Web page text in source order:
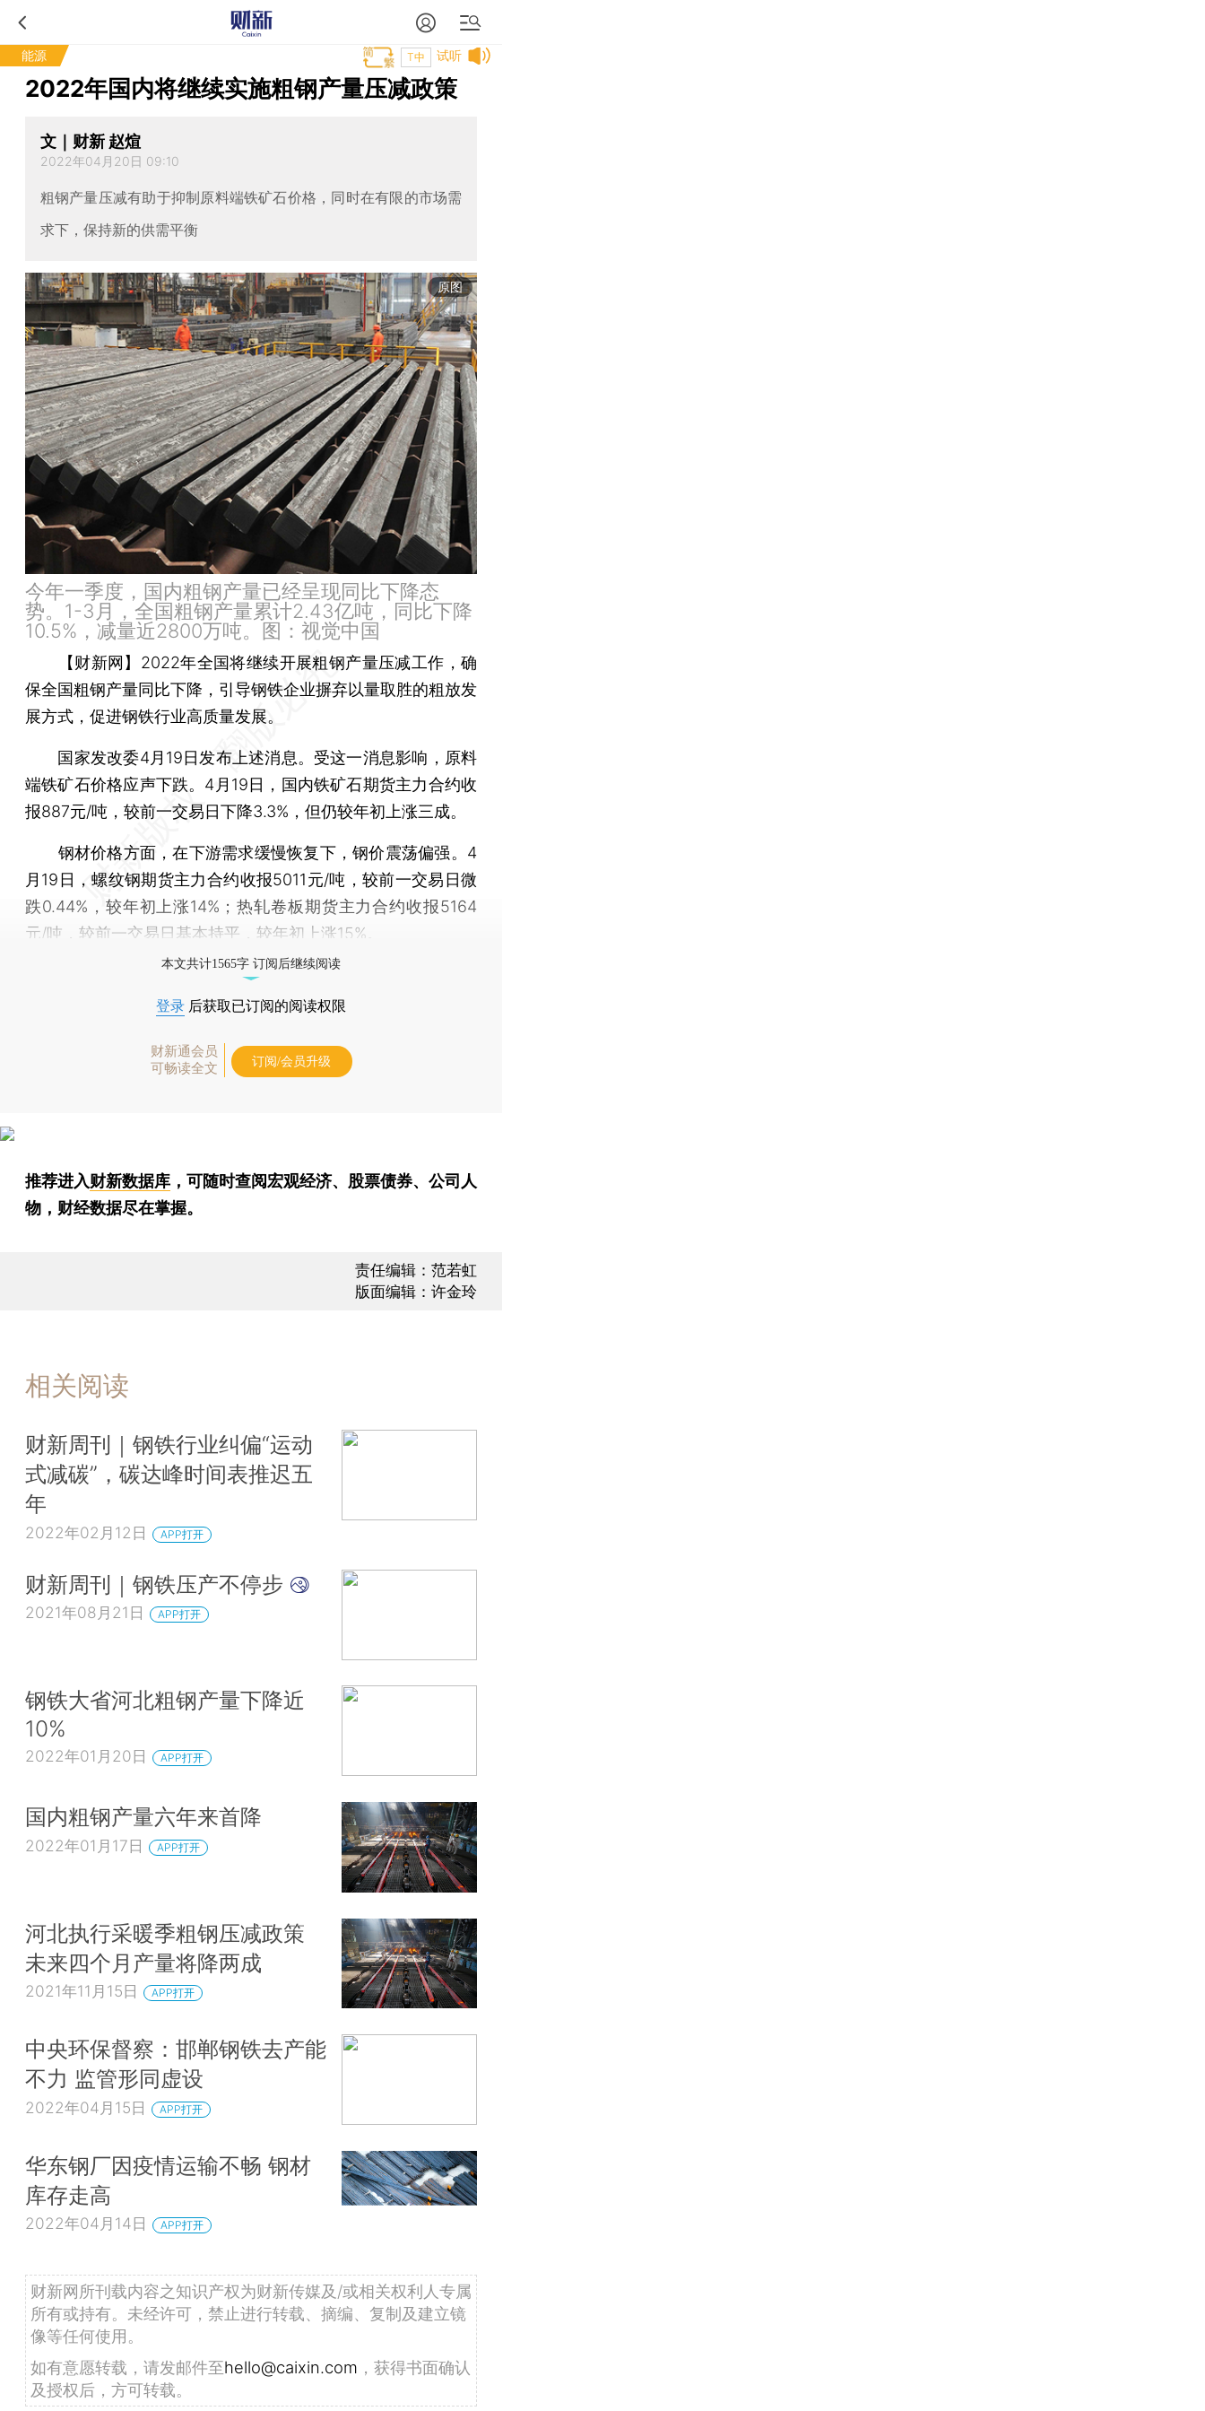
能源 试听
T中
2022年国内将继续实施粗钢产量压减政策
文｜财新 赵煊
2022年04月20日 09:10
粗钢产量压减有助于抑制原料端铁矿石价格，同时在有限的市场需
求下，保持新的供需平衡
原图
今年一季度，国内粗钢产量已经呈现同比下降态
势。1-3月，全国粗钢产量累计2.43亿吨，同比下降
10.5%，减量近2800万吨。图：视觉中国
【财新网】 2022年全国将继续开展粗钢产量压减工作，确
保全国粗钢产量同比下降，引导钢铁企业摒弃以量取胜的粗放发
展方式，促进钢铁行业高质量发展。
国家发改委4月19日发布上述消息。受这一消息影响，原料
端铁矿石价格应声下跌。4月19日，国内铁矿石期货主力合约收
报887元/吨，较前一交易日下降3.3%，但仍较年初上涨三成。
钢材价格方面，在下游需求缓慢恢复下，钢价震荡偏强。4
月19日，螺纹钢期货主力合约收报5011元/吨，较前一交易日微
跌0.44%，较年初上涨14%；热轧卷板期货主力合约收报5164
元/吨，较前一交易日基本持平，较年初上涨15%。
本文共计1565字 订阅后继续阅读
登录 后获取已订阅的阅读权限
财新通会员
可畅读全文
订阅/会员升级
推荐进入财新数据库 ，可随时查阅宏观经济、股票债券、公司人
物，财经数据尽在掌握。
责任编辑：范若虹
版面编辑：许金玲
相关阅读
财新周刊｜钢铁行业纠偏“运动
式减碳”，碳达峰时间表推迟五
年
2022年02月12日 APP打开
财新周刊｜钢铁压产不停步
2021年08月21日 APP打开
钢铁大省河北粗钢产量下降近
10%
2022年01月20日 APP打开
国内粗钢产量六年来首降
2022年01月17日 APP打开
河北执行采暖季粗钢压减政策
未来四个月产量将降两成
2021年11月15日 APP打开
中央环保督察：邯郸钢铁去产能
不力 监管形同虚设
2022年04月15日 APP打开
华东钢厂因疫情运输不畅 钢材
库存走高
2022年04月14日 APP打开
财新网所刊载内容之知识产权为财新传媒及/或相关权利人专属
所有或持有。未经许可，禁止进行转载、摘编、复制及建立镜
像等任何使用。
如有意愿转载，请发邮件至hello@caixin.com ，获得书面确认
及授权后，方可转载。